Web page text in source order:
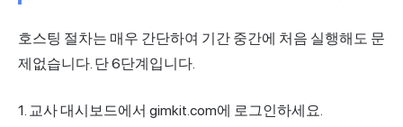
호스팅 절차는 매우 간단하여 기간 중간에 처음 실행해도 문
제없습니다. 단 6단계입니다.
1. 교사 대시보드에서 gimkit.com에 로그인하세요.